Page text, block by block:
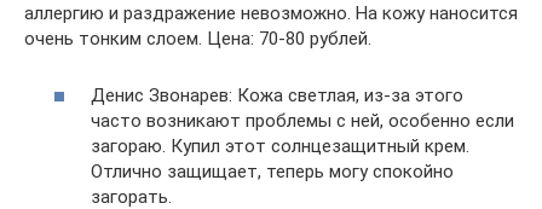
аллергию и раздражение невозможно. На кожу наносится
очень тонким слоем. Цена: 70-80 рублей.
Денис Звонарев: Кожа светлая, из-за этого
часто возникают проблемы с ней, особенно если
загораю. Купил этот солнцезащитный крем.
Отлично защищает, теперь могу спокойно
загорать.